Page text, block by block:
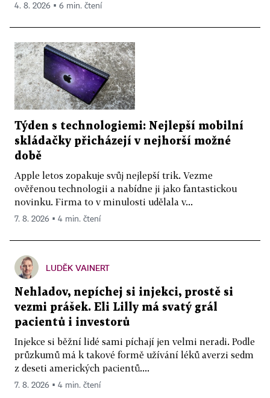
4. 8. 2026 ▪ 6 min. čtení
Týden s technologiemi: Nejlepší mobilní
skládačky přicházejí v nejhorší možné
době
Apple letos zopakuje svůj nejlepší trik. Vezme
ověřenou technologii a nabídne ji jako fantastickou
novinku. Firma to v minulosti udělala v...
7. 8. 2026 ▪ 4 min. čtení
LUDĚK VAINERT
Nehladov, nepíchej si injekci, prostě si
vezmi prášek. Eli Lilly má svatý grál
pacientů i investorů
Injekce si běžní lidé sami píchají jen velmi neradi. Podle
průzkumů má k takové formě užívání léků averzi sedm
z deseti amerických pacientů....
7. 8. 2026 ▪ 4 min. čtení